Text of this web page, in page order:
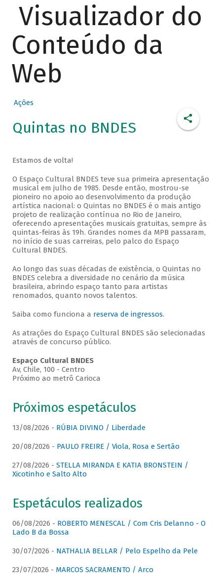
Visualizador do
Conteúdo da
Web
Ações
Quintas no BNDES
Estamos de volta!
O Espaço Cultural BNDES teve sua primeira apresentação
musical em julho de 1985. Desde então, mostrou-se
pioneiro no apoio ao desenvolvimento da produção
artística nacional: o Quintas no BNDES é o mais antigo
projeto de realização contínua no Rio de Janeiro,
oferecendo apresentações musicais gratuitas, sempre às
quintas-feiras às 19h. Grandes nomes da MPB passaram,
no início de suas carreiras, pelo palco do Espaço
Cultural BNDES.
Ao longo das suas décadas de existência, o Quintas no
BNDES celebra a diversidade no cenário da música
brasileira, abrindo espaço tanto para artistas
renomados, quanto novos talentos.
Saiba como funciona a reserva de ingressos.
As atrações do Espaço Cultural BNDES são selecionadas
através de concurso público.
Espaço Cultural BNDES
Av, Chile, 100 - Centro
Próximo ao metrô Carioca
Próximos espetáculos
13/08/2026 - RÚBIA DIVINO / Liberdade
20/08/2026 - PAULO FREIRE / Viola, Rosa e Sertão
27/08/2026 - STELLA MIRANDA E KATIA BRONSTEIN /
Xicotinho e Salto Alto
Espetáculos realizados
06/08/2026 - ROBERTO MENESCAL / Com Cris Delanno - O
Lado B da Bossa
30/07/2026 - NATHALIA BELLAR / Pelo Espelho da Pele
23/07/2026 - MARCOS SACRAMENTO / Arco